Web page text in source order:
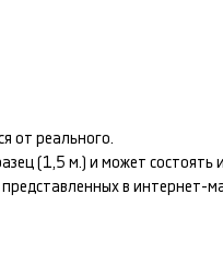
от реального.
(1,5 м.) и может состоять
в интернет-